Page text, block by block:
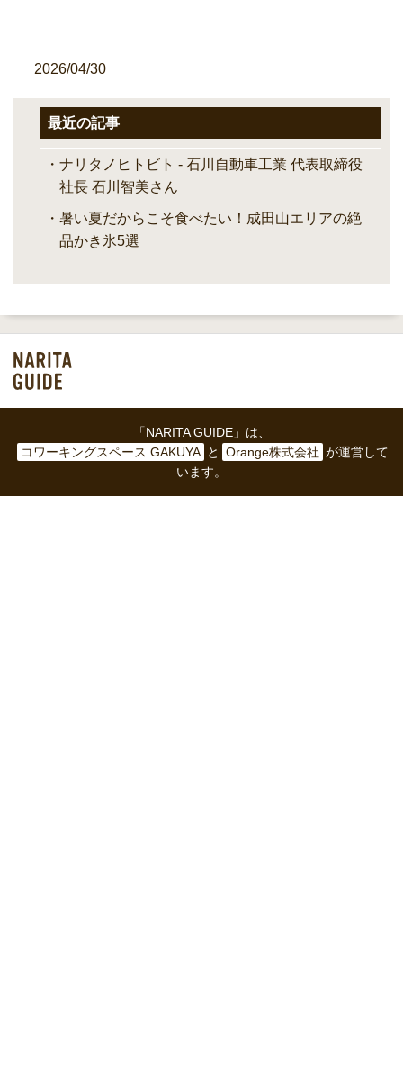
2026/04/30
最近の記事
ナリタノヒトビト - 石川自動車工業 代表取締役
社長 石川智美さん
暑い夏だからこそ食べたい！成田山エリアの絶
品かき氷5選
「NARITA GUIDE」は、
コワーキングスペース GAKUYA と Orange株式会社 が運営して
います。